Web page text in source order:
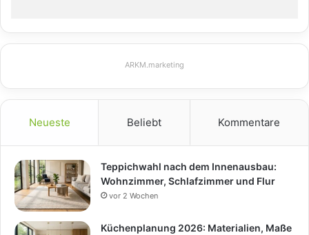
ARKM.marketing
Neueste Beliebt Kommentare
Teppichwahl nach dem Innenausbau:
Wohnzimmer, Schlafzimmer und Flur
vor 2 Wochen
Küchenplanung 2026: Materialien, Maße